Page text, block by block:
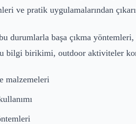
ve pratik uygulamalarından
durumlarla başa çıkma
bilgi birikimi, outdoor aktiviteler
malzemeleri